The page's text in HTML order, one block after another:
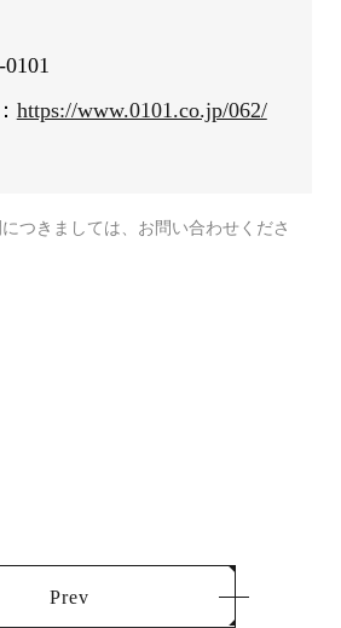
https://www.0101.co.jp/062/
つきましては、お問い合わせくださ
Prev